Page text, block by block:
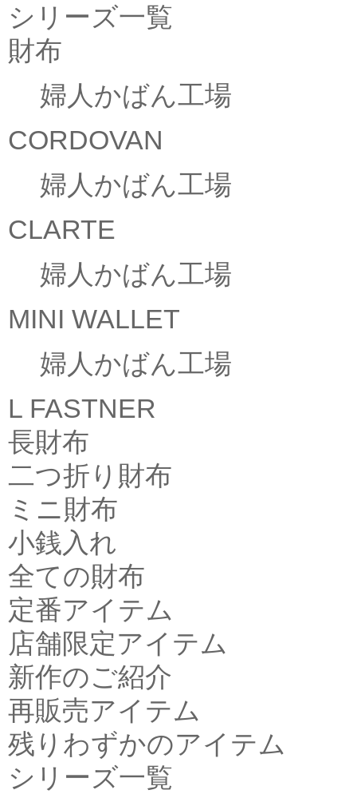
シリーズ一覧
財布
婦人かばん工場
CORDOVAN
婦人かばん工場
CLARTE
婦人かばん工場
MINI WALLET
婦人かばん工場
L FASTNER
長財布
二つ折り財布
ミニ財布
小銭入れ
全ての財布
定番アイテム
店舗限定アイテム
新作のご紹介
再販売アイテム
残りわずかのアイテム
シリーズ一覧